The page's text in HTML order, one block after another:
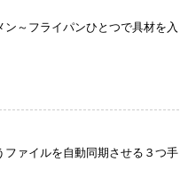
ン～フライパンひとつで具材を入
ファイルを自動同期させる３つ手